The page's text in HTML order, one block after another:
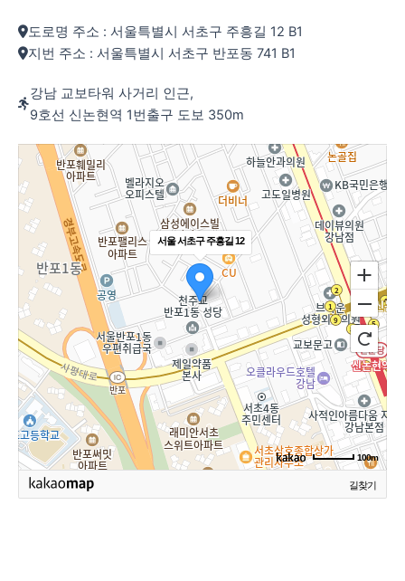
도로명 주소 : 서울특별시 서초구 주흥길 12 B1
지번 주소 : 서울특별시 서초구 반포동 741 B1
강남 교보타워 사거리 인근,
9호선 신논현역 1번출구 도보 350m
서울 서초구 주흥길 12
100m
길찾기